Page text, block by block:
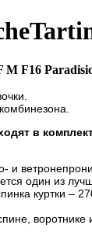
M F16
в
и
один из
куртки –